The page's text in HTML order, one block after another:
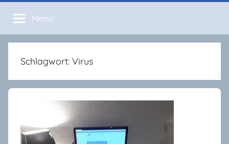
von
Lernenden
und
Lehrenden
den
Oldenburg
Menü
Schlagwort: Virus